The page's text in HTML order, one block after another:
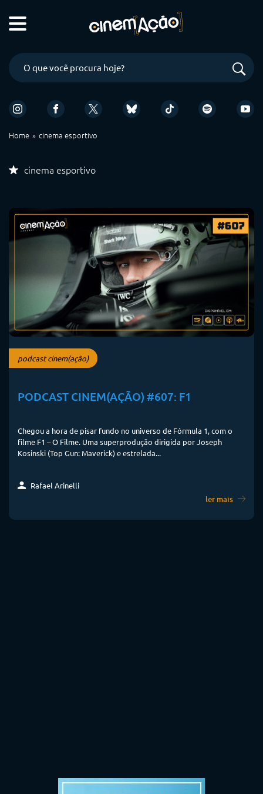
Home cinema esportivo
cinema esportivo
podcast cinem(ação)
PODCAST CINEM(AÇÃO) #607: F1
Chegou a hora de pisar fundo no universo de Fórmula 1, com o
filme F1 – O Filme. Uma superprodução dirigida por Joseph
Kosinski (Top Gun: Maverick) e estrelada...
Rafael Arinelli
ler mais